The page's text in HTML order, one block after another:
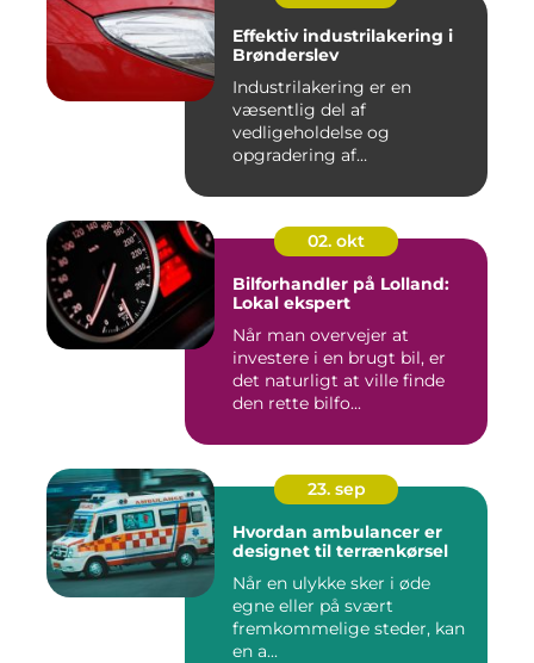
Effektiv industrilakering i
Brønderslev
Industrilakering er en
væsentlig del af
vedligeholdelse og
opgradering af
02. okt
Bilforhandler på Lolland:
Lokal ekspert
Når man overvejer at
investere i en brugt bil, er
det naturligt at ville finde
den rette bilfo...
23. sep
Hvordan ambulancer er
designet til terrænkørsel
Når en ulykke sker i øde
egne eller på svært
fremkommelige steder, kan
en a...